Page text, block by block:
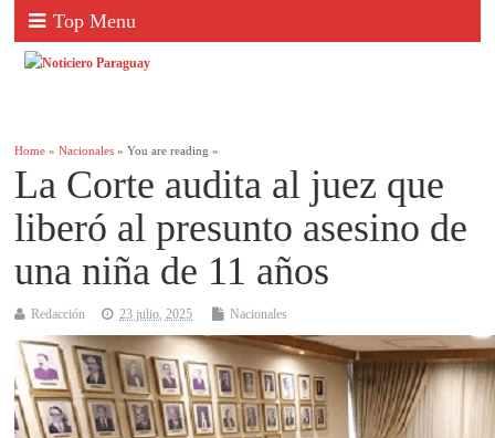
Top Menu
Home »Nacionales » You are reading »
La Corte audita al juez que
liberó al presunto asesino de
una niña de 11 años
Redacción 23 julio, 2025 Nacionales